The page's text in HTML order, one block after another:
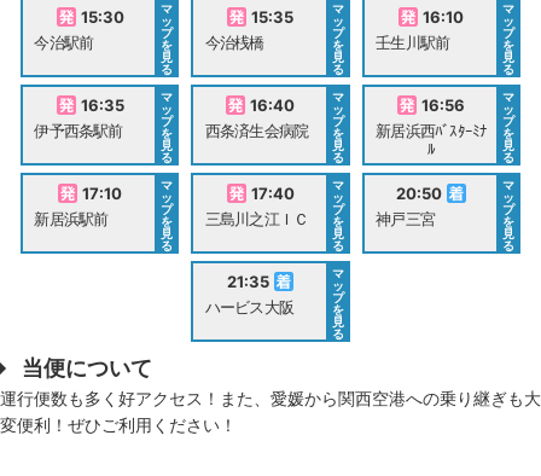
15:30
今治駅前
マ
ッ
プ
を
見
る
15:35
今治桟橋
マ
ッ
プ
を
見
る
16:10
壬生川駅前
マ
ッ
プ
を
見
る
16:35
伊予西条駅前
マ
ッ
プ
を
見
る
16:40
西条済生会病院
マ
ッ
プ
を
見
る
16:56
新居浜西ﾊﾞｽﾀｰﾐﾅ
ﾙ
マ
ッ
プ
を
見
る
17:10
新居浜駅前
マ
ッ
プ
を
見
る
17:40
三島川之江ＩＣ
マ
ッ
プ
を
見
る
20:50
神戸三宮
マ
ッ
プ
を
見
る
21:35
ハービス大阪
マ
ッ
プ
を
見
る
当便について
運行便数も多く好アクセス！また、愛媛から関西空港への乗り継ぎも大
変便利！ぜひご利用ください！